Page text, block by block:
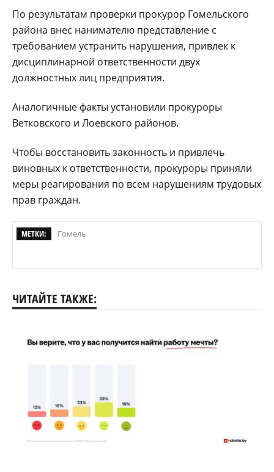
По результатам проверки прокурор Гомельского
района внес нанимателю представление с
требованием устранить нарушения, привлек к
дисциплинарной ответственности двух
должностных лиц предприятия.
Аналогичные факты установили прокуроры
Ветковского и Лоевского районов.
Чтобы восстановить законность и привлечь
виновных к ответственности, прокуроры приняли
меры реагирования по всем нарушениям трудовых
прав граждан.
МЕТКИ: Гомель
ЧИТАЙТЕ ТАКЖЕ: